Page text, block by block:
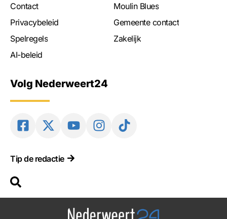
Contact
Privacybeleid
Spelregels
AI-beleid
Moulin Blues
Gemeente contact
Zakelijk
Volg Nederweert24
Tip de redactie